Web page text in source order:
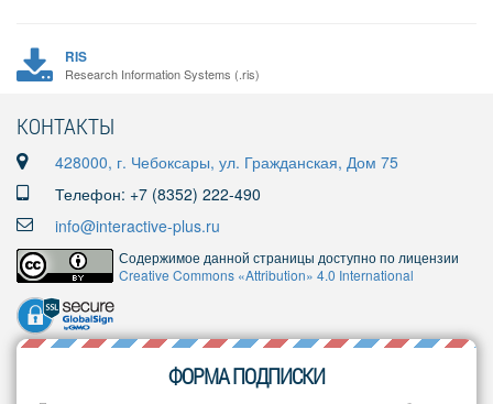
RIS
Research Information Systems (.ris)
КОНТАКТЫ
428000, г. Чебоксары, ул. Гражданская, Дом 75
Телефон: +7 (8352) 222-490
info@interactive-plus.ru
Содержимое данной страницы доступно по лицензии
Creative Commons «Attribution» 4.0 International
ФОРМА ПОДПИСКИ